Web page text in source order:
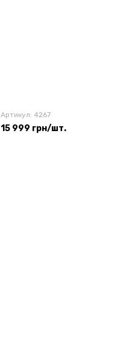
Артикул: 4267
15 999 грн/шт.